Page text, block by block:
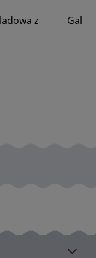
ekozamsz z